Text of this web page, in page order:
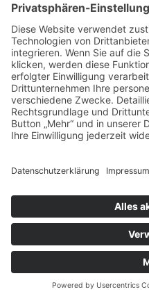
Black
Link
Wine Country
Haida
Link